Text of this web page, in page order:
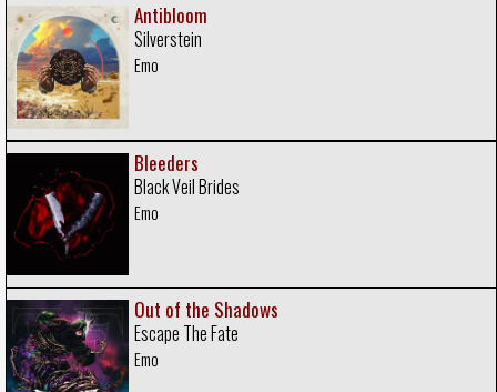
Antibloom
Silverstein
Emo
Bleeders
Black Veil Brides
Emo
Out of the Shadows
Escape The Fate
Emo